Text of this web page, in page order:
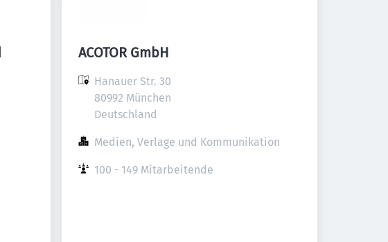
ACOTOR GmbH
Hanauer Str. 30
80992 München
Deutschland
Medien, Verlage und Kommunikation
100 - 149 Mitarbeitende